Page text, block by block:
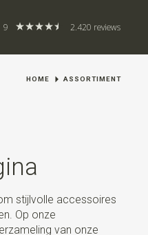
9 2.420 reviews
HOME ASSORTIMENT
stijlvolle accessoires
Op onze
van onze